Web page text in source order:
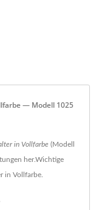
— Modell 1025
in Vollfarbe (Modell
her.Wichtige
in Vollfarbe.